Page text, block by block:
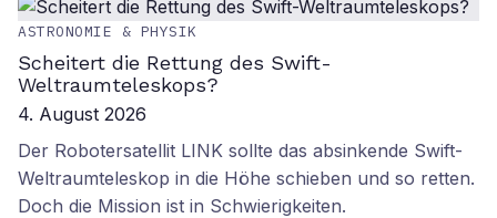
ASTRONOMIE & PHYSIK
Scheitert die Rettung des Swift-
Weltraumteleskops?
4. August 2026
Der Robotersatellit LINK sollte das absinkende Swift-
Weltraumteleskop in die Höhe schieben und so retten.
Doch die Mission ist in Schwierigkeiten.